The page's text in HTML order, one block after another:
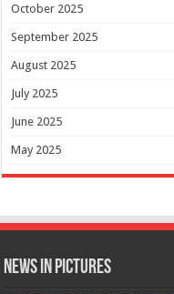
October 2025
September 2025
August 2025
July 2025
June 2025
May 2025
News in Pictures